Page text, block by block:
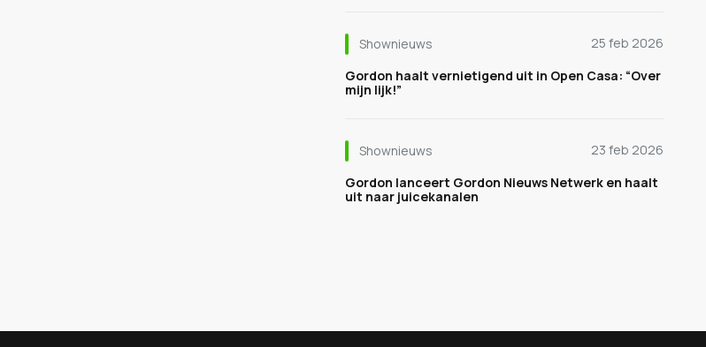
Shownieuws
25 feb 2026
Gordon haalt vernietigend uit in Open Casa: “Over
mijn lijk!”
Shownieuws
23 feb 2026
Gordon lanceert Gordon Nieuws Netwerk en haalt
uit naar juicekanalen